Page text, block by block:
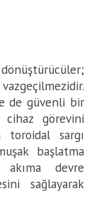
de güvenli bir
görevini
sargı
başlatma
devre
sağlayarak